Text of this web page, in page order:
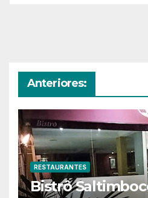
Anteriores:
RESTAURANTES
Bistrô